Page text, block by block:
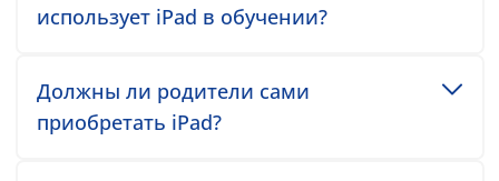
использует iPad в обучении?
Должны ли родители сами
приобретать iPad?
Toggle accordion item